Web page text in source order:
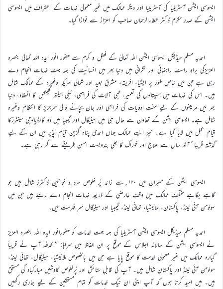
ایسوسی ایشن آسٹریلیا کی آسٹریلیا اور دیگر ممالک میں غیر معمولی خدمات کے اعتراف میں ایسوسی
ایشن کے صدر مکرم ڈاکٹر عطاءالرحمان صاحب کو اعزاز سے نوازا گیا۔
احمدیہ مسلم میڈیکل ایسوسی ایشن اللہ تعالیٰ کے فضل و کرم سے حضور انور ایدہ اللہ تعالیٰ بنصرہ
العزیزکی براہِ راست راہنمائی اور نگرانی میں دنیا بھر میں انسانیت کی ہمہ جہت خدمات انجام دے
رہی ہے جن میں خاص طور پر ایشیا، افریقہ، مشرقِ بعید اور شمالی امریکہ وغیرہ کے ممالک شامل
ہیں۔ اس کی خدمات میں ہسپتالوں کی تعمیر، طبی آلات کی فراہمی، ٹیلی ہیلتھ کلینکس کا انعقاد، دنیا
بھر میں مریضوں کے لیے مفت ادویات کی فراہمی اور جان بچانے والی سرجریز کا انتظام وغیرہ
شامل ہے۔ ایسوسی ایشن کے تعاون سے حال ہی میں سینیگال اور گیمبیا میں دو کارڈیالوجی سینٹرزکا
قیام عمل میں لایا گیا ہے۔ نیز ایسے ممالک جہاں احمدی پناہ گزین قیام پذیر ہیں ان کے لیے
گذشتہ قریبا ًآٹھ سال سے علاج اور خوراک کا بھی بندوبست احسن طریقے سے کر رہی ہے۔
ایسوسی ایشن کے ممبران میں ۱۲۰؍سے زائد پُر خلوص مرد و خواتین ڈاکٹرز شامل ہیں جو
گاہے بگاہے مختلف ممالک میں وقفِ عارضی کے ذریعہ خدمات انجام دے رہے ہیں جن میں
سولومن آئی لینڈ، پاکستان، ملائیشیا، تھائی لینڈ، گیمبیا اور سینیگال سرِ فہرست ہیں۔
احمدیہ مسلم میڈیکل ایسوسی ایشن آسٹریلیا کی ہمہ جہت خدمات کو حضورِانور ایدہ اللہ بنصرہ العزیز
نے ایسوسی ایشن کے سالانہ اجلاس کے موقع پر ان الفاظ میں سراہا: ’’الحمدللہ آپ نے قریباً
گیارہ ممالک میں غیر معمولی خدمت کا موقع پایا ہے جن میں بالخصوص ملائیشیا، سینیگال، تھائی لینڈ،
سولومن آئی لینڈ اور پاکستان شامل ہیں۔ آپ کی قابلِ ستائش اور پُرخلوص کاوشیں مبارکباد کی مستحق
ہیں۔ میں امید کرتا ہوں کہ آپ اپنی ان نیک خدمات کو تمام مستحقین کے لیے جاری رکھیں